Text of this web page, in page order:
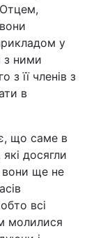
у
з ними
з її членів з
в
що саме в
досягли
вони ще не
всі
молилися